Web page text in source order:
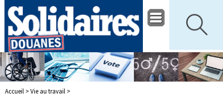
Accueil >Vie au travail >